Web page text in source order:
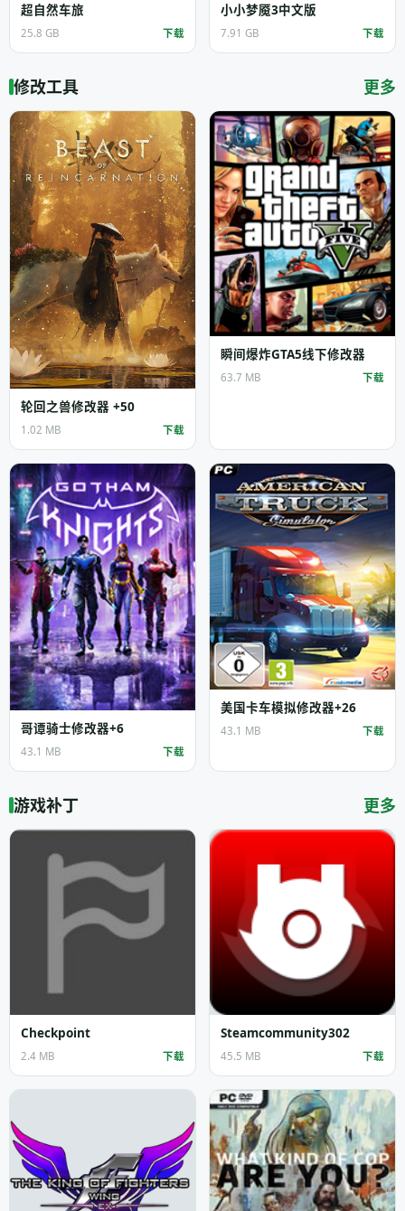
超自然车旅
25.8 GB 下载
小小梦魇3中文版
7.91 GB 下载
修改工具 更多
轮回之兽修改器 +50
1.02 MB 下载
瞬间爆炸GTA5线下修改器
63.7 MB 下载
哥谭骑士修改器+6
43.1 MB 下载
美国卡车模拟修改器+26
43.1 MB 下载
游戏补丁 更多
Checkpoint
2.4 MB 下载
Steamcommunity302
45.5 MB 下载